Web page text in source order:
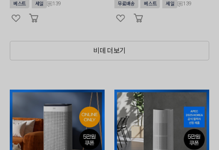
베스트 세일 139 무료배송 베스트 세일 139
비데 더보기